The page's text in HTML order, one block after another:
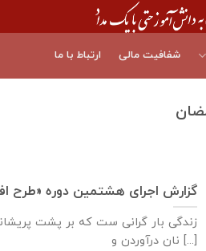
شفافیت مالی ارتباط با ما
گزارش اجرای هشتمین دوره «طرح افطار ۲۰»- رمضان
زندگی بار گرانی ست که بر پشت
نان درآوردن و [...]